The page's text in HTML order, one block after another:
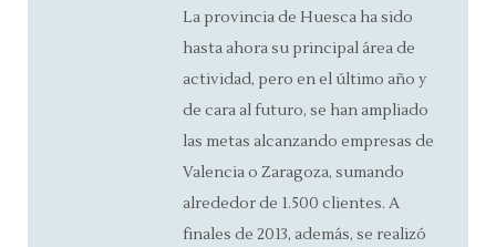
La provincia de Huesca ha sido
hasta ahora su principal área de
actividad, pero en el último año y
de cara al futuro, se han ampliado
las metas alcanzando empresas de
Valencia o Zaragoza, sumando
alrededor de 1.500 clientes. A
finales de 2013, además, se realizó